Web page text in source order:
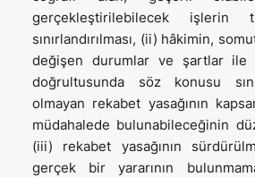
gerçekleştirilebilecek işlerin
sınırlandırılması, (ii) hâkimin,
değişen durumlar ve şartlar ile
doğrultusunda söz konusu
olmayan rekabet yasağının
müdahalede bulunabileceğinin
(iii) rekabet yasağının
gerçek bir yararının